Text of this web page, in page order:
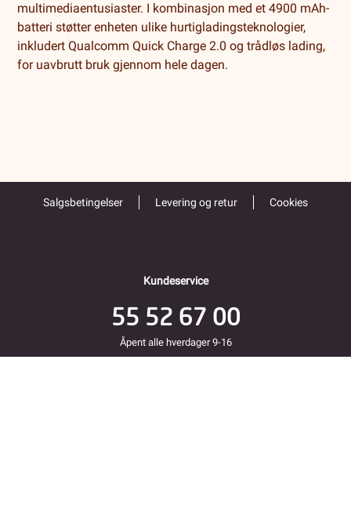
multimediaentusiaster. I kombinasjon med et 4900 mAh-
batteri støtter enheten ulike hurtigladingsteknologier,
inkludert Qualcomm Quick Charge 2.0 og trådløs lading,
for uavbrutt bruk gjennom hele dagen.
Salgsbetingelser Levering og retur Cookies
Kundeservice
55 52 67 00
Åpent alle hverdager 9-16